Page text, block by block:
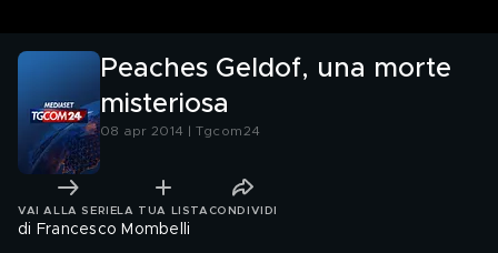
Peaches Geldof, una morte
misteriosa
08 apr 2014 | Tgcom24
VAI ALLA SERIE LA TUA LISTA CONDIVIDI
di Francesco Mombelli